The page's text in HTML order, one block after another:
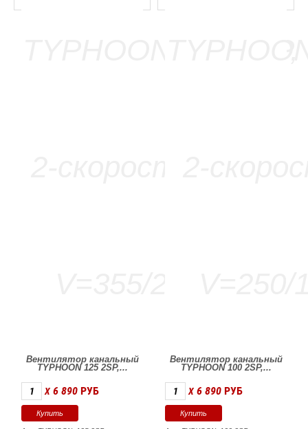
Вентилятор канальный
TYPHOON 125 2SP,...
X 6 890 РУБ
Вентилятор канальный
TYPHOON 100 2SP,...
X 6 890 РУБ